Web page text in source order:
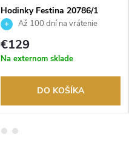
Hodinky Festina 20786/1
Až 100 dní na vrátenie
tovaru. Autorizovaný predajca.
€129
Na externom sklade
DO KOŠÍKA